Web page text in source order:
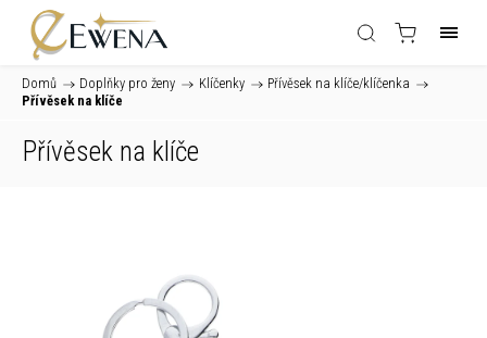
Domů / Doplňky pro ženy / Klíčenky / Přívěsek na klíče/klíčenka /
Přívěsek na klíče
Přívěsek na klíče